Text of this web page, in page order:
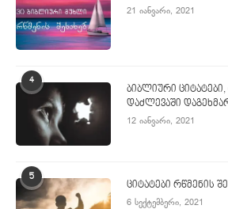
21 იანვარი, 2021
4
ბიბლიური
დაძლევაში
12 იანვარი, 2021
5
ციტატები რწმენის
6 სექტემბერი, 2021